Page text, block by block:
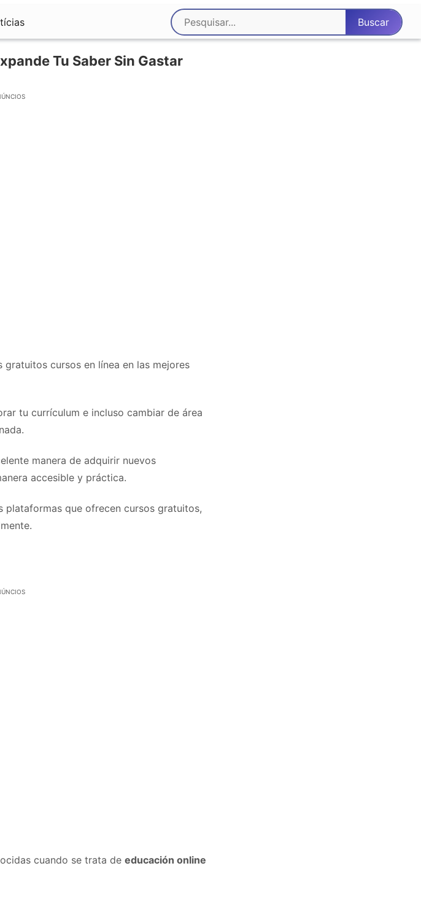
Tu Saber Sin Gastar
cursos en línea en las mejores
tu currículum e incluso cambiar de área
manera de adquirir nuevos
accesible y práctica.
plataformas que ofrecen cursos gratuitos,
cuando se trata de educación online